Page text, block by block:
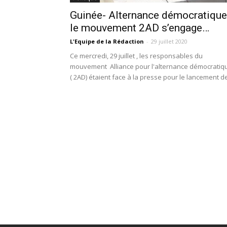
Guinée- Alternance
le mouvement 2AD s’engage…
L'Equipe de la Rédaction - 29 juillet 2020
Ce mercredi, 29 juillet , les responsables du
mouvement Alliance pour l'alternance
( 2AD) étaient face à la presse pour le lancement